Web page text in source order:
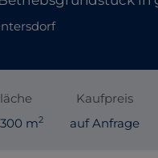
m2
Kaufpreis
auf Anfrage